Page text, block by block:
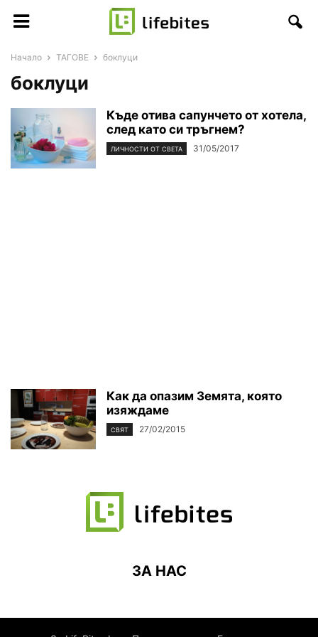
Начало ТАГОВЕ боклуци
боклуци
Къде отива сапунчето от хотела,
след като си тръгнем?
ЛИЧНОСТИ ОТ СВЕТА 31/05/2017
Как да опазим Земята, която
изяждаме
СВЯТ 27/02/2015
ЗА НАС